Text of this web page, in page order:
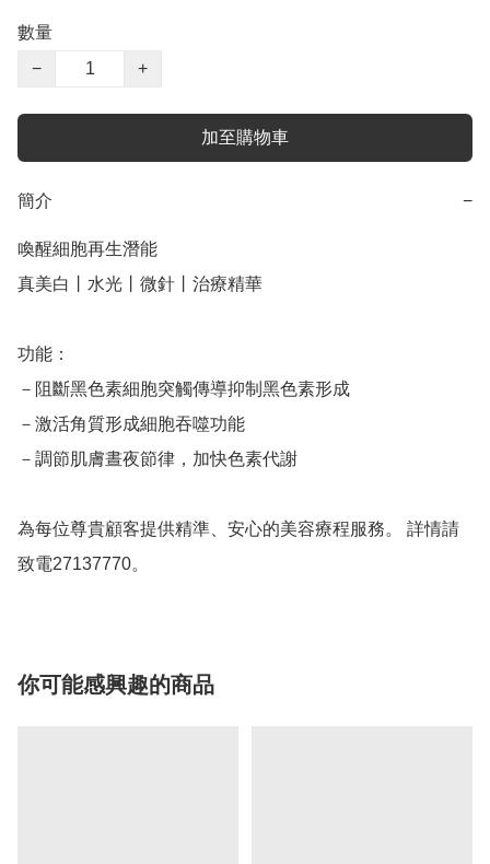
數量
−
+
加至購物車
簡介 −
喚醒細胞再生潛能
真美白丨水光丨微針丨治療精華
功能：
－阻斷黑色素細胞突觸傳導抑制黑色素形成
－激活角質形成細胞吞噬功能
－調節肌膚晝夜節律，加快色素代謝
為每位尊貴顧客提供精準、安心的美容療程服務。 詳情請
致電27137770。
你可能感興趣的商品